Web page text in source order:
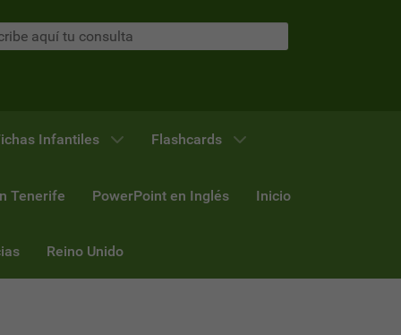
Infantiles Flashcards
Tenerife PowerPoint en Inglés Inicio
Reino Unido